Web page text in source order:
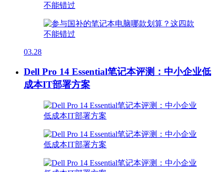
03.28
Dell Pro 14 Essential笔记本评测：中小企业低
成本IT部署方案